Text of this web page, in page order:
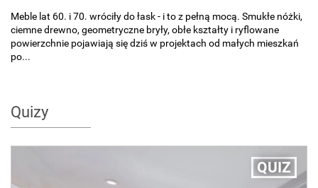
Meble lat 60. i 70. wróciły do łask - i to z pełną mocą. Smukłe nóżki,
ciemne drewno, geometryczne bryły, obłe kształty i ryflowane
powierzchnie pojawiają się dziś w projektach od małych mieszkań
po...
Quizy
QUIZ